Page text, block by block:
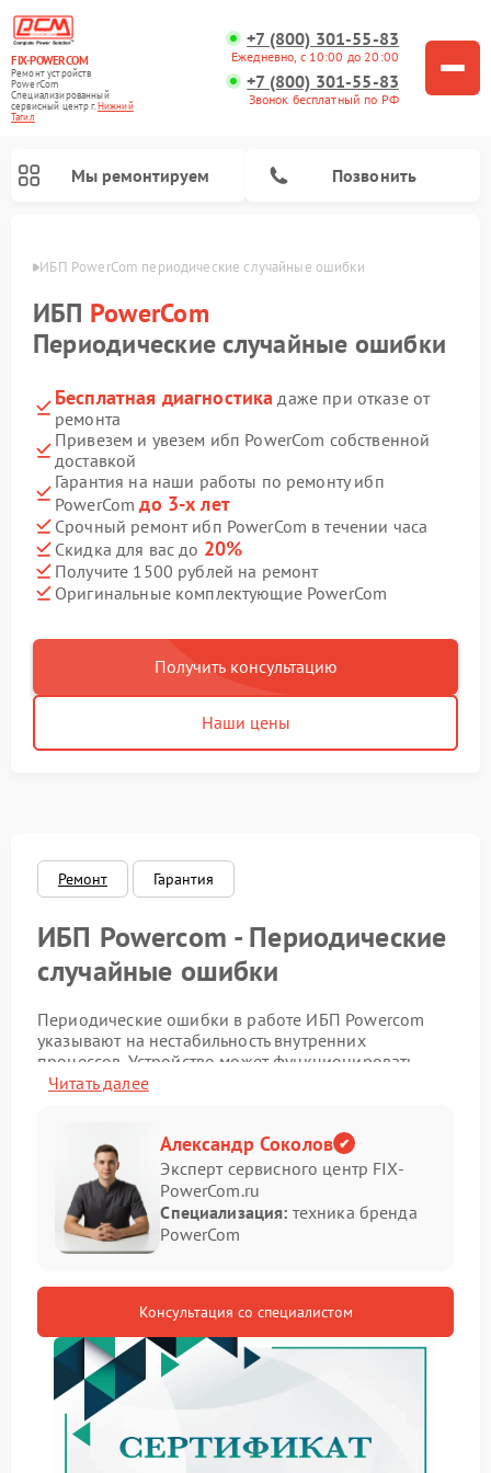
FIX-POWERCOM
Ремонт устройств
PowerCom
Специализированный
cервисный центр г.Нижний
Тагил
+7 (800) 301-55-83
Ежедневно, с 10:00 до 20:00
+7 (800) 301-55-83
Звонок бесплатный по РФ
Мы ремонтируем Позвонить
ИБП PowerCom периодические случайные ошибки
ИБП PowerCom
Периодические случайные ошибки
Бесплатная диагностика даже при отказе от
ремонта
Привезем и увезем ибп PowerCom собственной
доставкой
Гарантия на наши работы по ремонту ибп
PowerComдо 3-х лет
Срочный ремонт ибп PowerCom в течении часа
Скидка для вас до 20%
Получите 1500 рублей на ремонт
Оригинальные комплектующие PowerCom
Получить консультацию
Наши цены
Ремонт Гарантия
ИБП Powercom - Периодические
случайные ошибки
Периодические ошибки в работе ИБП Powercom
указывают на нестабильность внутренних
процессов. Устройство может функционировать
нормально, но внезапные сбои нарушают его
Симптомы неисправности
Распознать проблему можно по следующим
признакам:
нестабильная индикация;
кратковременные отключения нагрузки.
В таких ситуациях ремонт Powercom требуется для
устранения внутренних нарушений и стабилизации
работы устройства.
Причины и рекомендации
Читать далее
Александр Соколов
Эксперт сервисного центр FIX-
PowerCom.ru
Специализация: техника бренда
PowerCom
Консультация со специалистом